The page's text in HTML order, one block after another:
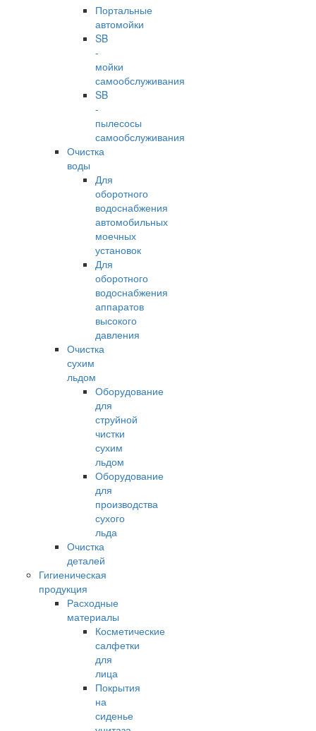
Портальные
автомойки
SB
-
мойки
самообслуживания
SB
-
пылесосы
самообслуживания
Очистка
воды
Для
оборотного
водоснабжения
автомобильных
моечных
установок
Для
оборотного
водоснабжения
аппаратов
высокого
давления
Очистка
сухим
льдом
Оборудование
для
струйной
чистки
сухим
льдом
Оборудование
для
производства
сухого
льда
Очистка
деталей
Гигиеническая
продукция
Расходные
материалы
Косметические
салфетки
для
лица
Покрытия
на
сиденье